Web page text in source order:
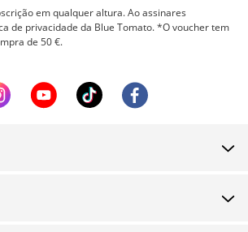
em qualquer altura. Ao assinares
de privacidade da Blue Tomato. *O voucher tem
de 50 €.